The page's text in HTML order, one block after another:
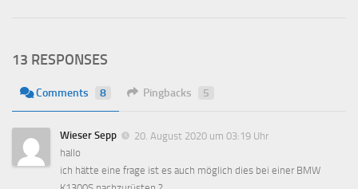
13 RESPONSES
Comments 8 Pingbacks 5
Wieser Sepp
20. August 2020 um 03:19 Uhr
hallo
ich hätte eine frage ist es auch möglich dies bei einer BMW